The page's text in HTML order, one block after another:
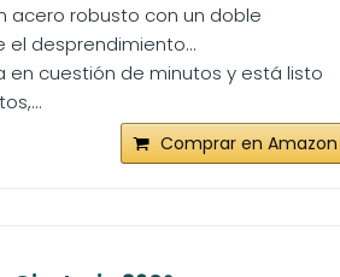
acero robusto con un doble
desprendimiento...
en cuestión de minutos y está listo
Comprar en Amazon